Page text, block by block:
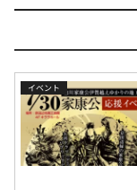
イベント